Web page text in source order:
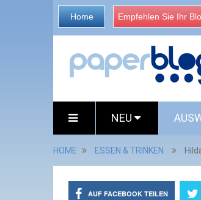
Home Empfehlen Sie Ihr
NEU
HOME ESSEN & TRINKEN
AUF FACEBOOK TEILEN